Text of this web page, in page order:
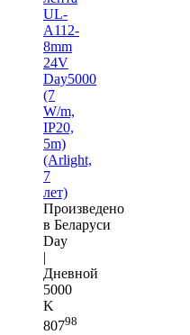
UL-
A112-
8mm
24V
Day5000
(7
W/m,
IP20,
5m)
(Arlight,
7
лет)
Произведено
в Беларуси
Day
|
Дневной
5000
K
80798